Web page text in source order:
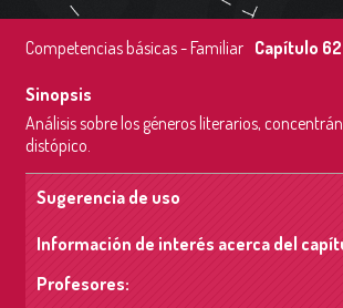
Competencias básicas - Familiar Capítulo 62
Sinopsis
Análisis sobre los géneros literarios,
distópico.
Sugerencia de uso
Información de interés acerca del
Profesores: